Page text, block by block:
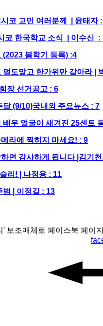
코 교민 여러분께 | 윤태자
코 한국학교 소식 | 이수신 :
(2023 봄학기 등록) :4
덜도말고 한가위만 같아라 |
장 선거공고 : 6
달 (9/10)국내외 주요뉴스 : 7
배우 얼굴이 새겨진 25센트
라에 찍히지 마세요! : 9
면 감사하게 됩니다 |김기
리! | 나정용 : 11
범 | 이정길 : 13
' 보조매체로 페이스북 페이